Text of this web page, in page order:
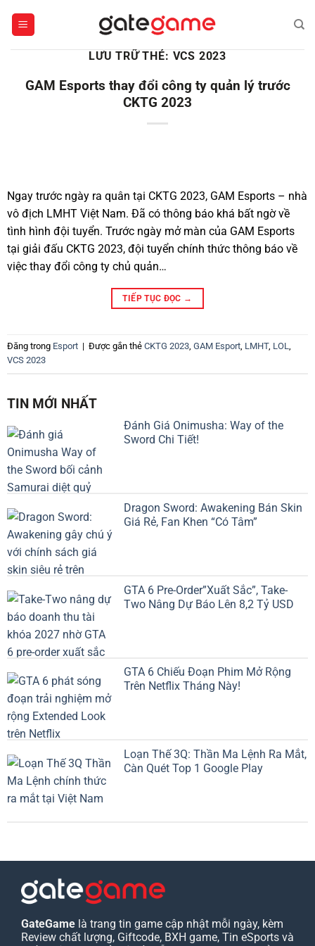
LƯU TRỮ THẺ: VCS 2023
GAM Esports thay đổi công ty quản lý trước
CKTG 2023
Ngay trước ngày ra quân tại CKTG 2023, GAM Esports – nhà
vô địch LMHT Việt Nam. Đã có thông báo khá bất ngờ về
tình hình đội tuyển. Trước ngày mở màn của GAM Esports
tại giải đấu CKTG 2023, đội tuyển chính thức thông báo về
việc thay đổi công ty chủ quản…
TIẾP TỤC ĐỌC →
Đăng trong Esport | Được gắn thẻ CKTG 2023, GAM Esport, LMHT, LOL,
VCS 2023
TIN MỚI NHẤT
Đánh Giá Onimusha: Way of the
Sword Chi Tiết!
Dragon Sword: Awakening Bán Skin
Giá Rẻ, Fan Khen “Có Tâm”
GTA 6 Pre-Order”Xuất Sắc”, Take-
Two Nâng Dự Báo Lên 8,2 Tỷ USD
GTA 6 Chiếu Đoạn Phim Mở Rộng
Trên Netflix Tháng Này!
Loạn Thế 3Q: Thần Ma Lệnh Ra Mắt,
Càn Quét Top 1 Google Play
GateGame là trang tin game cập nhật mỗi ngày, kèm
Review chất lượng, Giftcode, BXH game, Tin eSports và